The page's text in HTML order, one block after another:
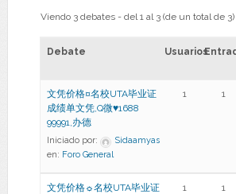
Viendo 3 debates - del 1 al 3 (de un total de 3)
Debate Usuarios
文凭价格¤名校UTA毕业证
成绩单文凭,Q微♥1688
99991,办德
Iniciado por:
Sidaamyas
en: Foro General
1 1
文凭价格☼名校UTA毕业证
1 1